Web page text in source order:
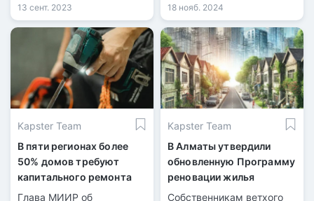
года со сноса ветхих
домов на территории 730
13 сент. 2023
старые дома и
предоставляя жителям
современные квартиры в
новых жилых
комплексах.
18 нояб. 2024
Kapster Team
В пяти регионах более
50% домов требуют
капитального ремонта
Глава МИИР об
Kapster Team
В Алматы утвердили
обновленную Программу
реновации жилья
Собственникам ветхого